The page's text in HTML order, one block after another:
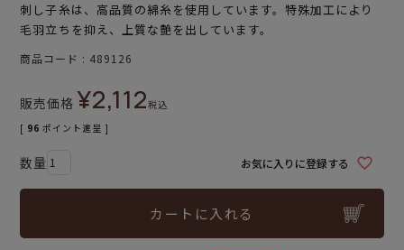
刺し子糸は、高品質の綿糸を使用しています。特殊加工により
毛羽立ちを抑え、上質な艶を出しています。
商品コード 489126
販売価格 ¥2,112税込
[ 96 ポイント進呈 ]
お気に入りに登録する
カートに入れる